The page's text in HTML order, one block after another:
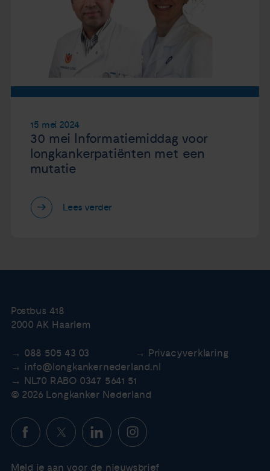
15 mei 2024
30 mei Informatiemiddag voor
longkankerpatiënten met een
mutatie
Lees verder
Postbus 418
2000 AK Haarlem
088 505 43 03
Privacyverklaring
info@longkankernederland.nl
NL70 RABO 0347 5641 51
© 2026 Longkanker Nederland
Meld je aan voor de nieuwsbrief